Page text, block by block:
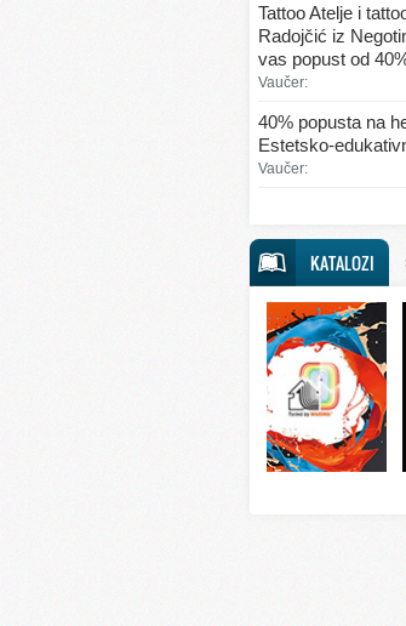
Svet kulinarstva
Svet lepote
Svet mode
Svet sporta
Svet tehnike
Svet ugostiteljstva
Svet zabave i
Svet zanimljivosti
Svet zdravlja
Tattoo Atelje i
Radojčić iz
vas popust od
Vaučer:
40% popusta na
Estetsko-
Vaučer:
KATALOZI